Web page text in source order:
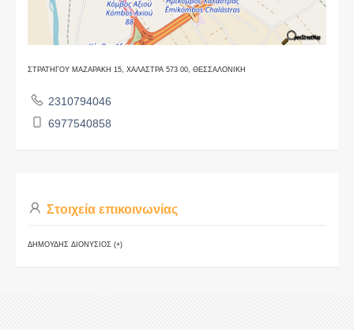
ΣΤΡΑΤΗΓΟΥ ΜΑΖΑΡΑΚΗ 15, ΧΑΛΑΣΤΡΑ 573 00, ΘΕΣΣΑΛΟΝΙΚΗ
2310794046
6977540858
Στοιχεία επικοινωνίας
ΔΗΜΟΥΔΗΣ ΔΙΟΝΥΣΙΟΣ (+)